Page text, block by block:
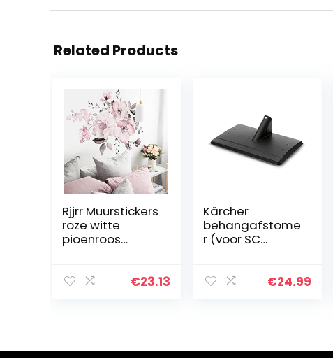
Related Products
Rjjrr Muurstickers
roze witte
pioenroos
muurstickers€23.13
Kärcher
behangafstome
r (voor SC
eenvoudig
€24.99